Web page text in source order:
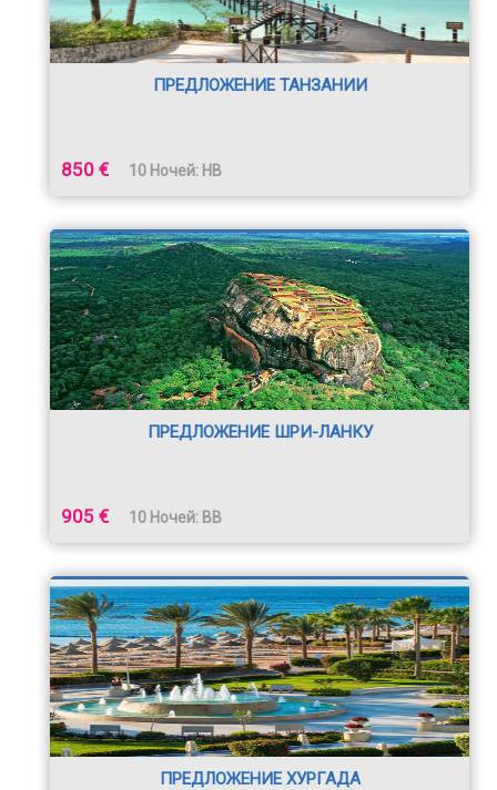
ПРЕДЛОЖЕНИЕ ТАНЗАНИИ
850 € 10 Ночей: HB
ПРЕДЛОЖЕНИЕ ШРИ-ЛАНКУ
905 € 10 Ночей: BB
ПРЕДЛОЖЕНИЕ ХУРГАДА